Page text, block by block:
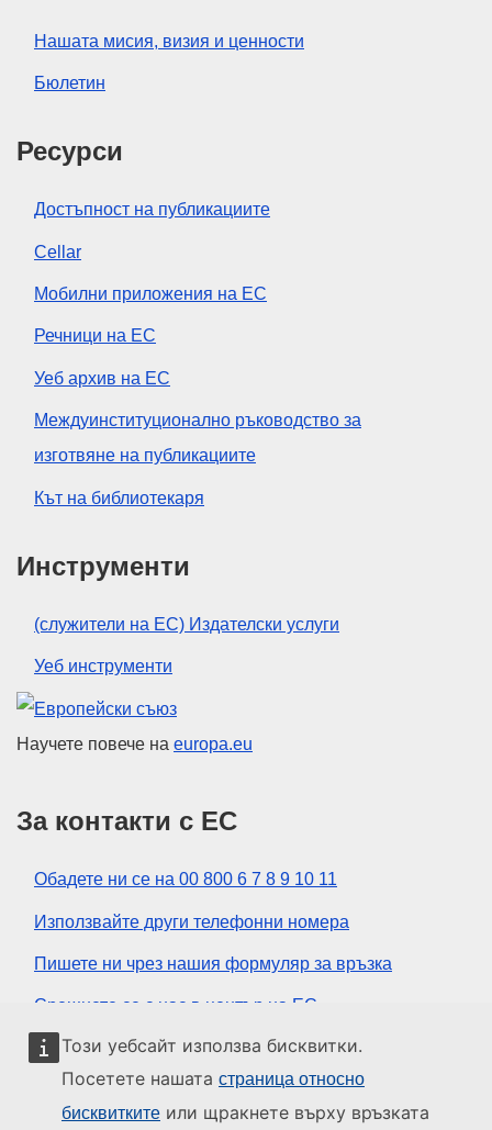
Този уебсайт използва бисквитки.
Посетете нашата страница относно
бисквитките или щракнете върху връзката
Нашата мисия, визия и ценности
Бюлетин
Ресурси
Достъпност на публикациите
Cellar
Мобилни приложения на ЕС
Речници на ЕС
Уеб архив на ЕС
Междуинституционално ръководство за
изготвяне на публикациите
Кът на библиотекаря
Инструменти
(служители на ЕС) Издателски услуги
Уеб инструменти
Европейски съюз
Научете повече на europa.eu
За контакти с ЕС
Обадете ни се на 00 800 6 7 8 9 10 11
Използвайте други телефонни номера
Пишете ни чрез нашия формуляр за връзка
Срещнете се с нас в център на ЕС
Социални медии